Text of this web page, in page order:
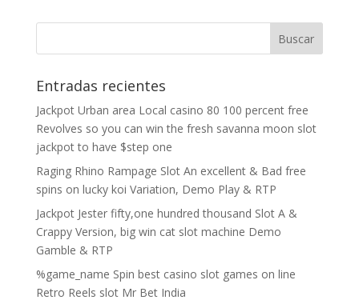
Entradas recientes
Jackpot Urban area Local casino 80 100 percent free
Revolves so you can win the fresh savanna moon slot
jackpot to have $step one
Raging Rhino Rampage Slot An excellent & Bad free
spins on lucky koi Variation, Demo Play & RTP
Jackpot Jester fifty,one hundred thousand Slot A &
Crappy Version, big win cat slot machine Demo
Gamble & RTP
%game_name Spin best casino slot games on line
Retro Reels slot Mr Bet India